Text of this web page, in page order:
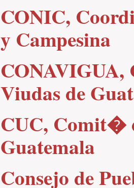
CONIC,
y Campesina
CONAVIGUA,
Viudas de
CUC, Comit�
Guatemala
Consejo de